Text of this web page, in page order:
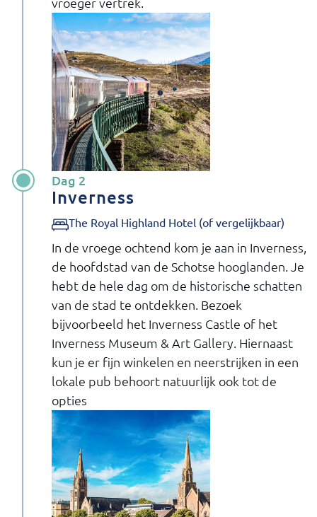
Dag 2
Inverness
The Royal Highland Hotel (of vergelijkbaar)
In de vroege ochtend kom je aan in Inverness,
de hoofdstad van de Schotse hooglanden. Je
hebt de hele dag om de historische schatten
van de stad te ontdekken. Bezoek
bijvoorbeeld het Inverness Castle of het
Inverness Museum & Art Gallery. Hiernaast
kun je er fijn winkelen en neerstrijken in een
lokale pub behoort natuurlijk ook tot de
opties